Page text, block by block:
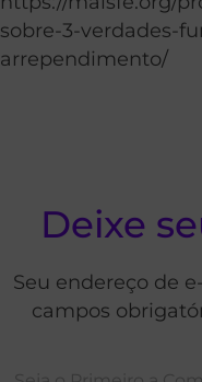
sobre-3-verdades-
arrependimento/
Deixe
Seu endereço de
campos